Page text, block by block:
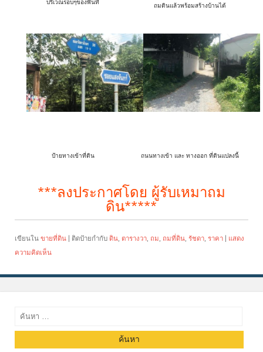
บริเวณรอบๆของพื้นที่
ถมดินแล้วพร้อมสร้างบ้านได้
ป้ายทางเข้าที่ดิน ถนนทางเข้า และ ทางออก ที่ดินแปลงนี้
***ลงประกาศโดย ผู้รับเหมาถม
ดิน*****
เขียนใน ขายที่ดิน ติดป้ายกำกับ ดิน, ตารางวา, ถม, ถมที่ดิน, รัชดา, ราคา
แสดง
ความคิดเห็น
ค้นหา